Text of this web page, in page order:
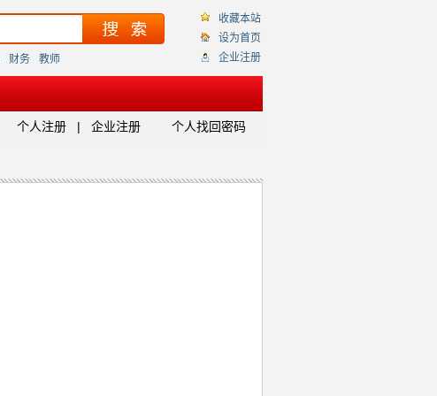
财务 教师
收藏本站
设为首页
企业注册
个人注册 | 企业注册 个人找回密码